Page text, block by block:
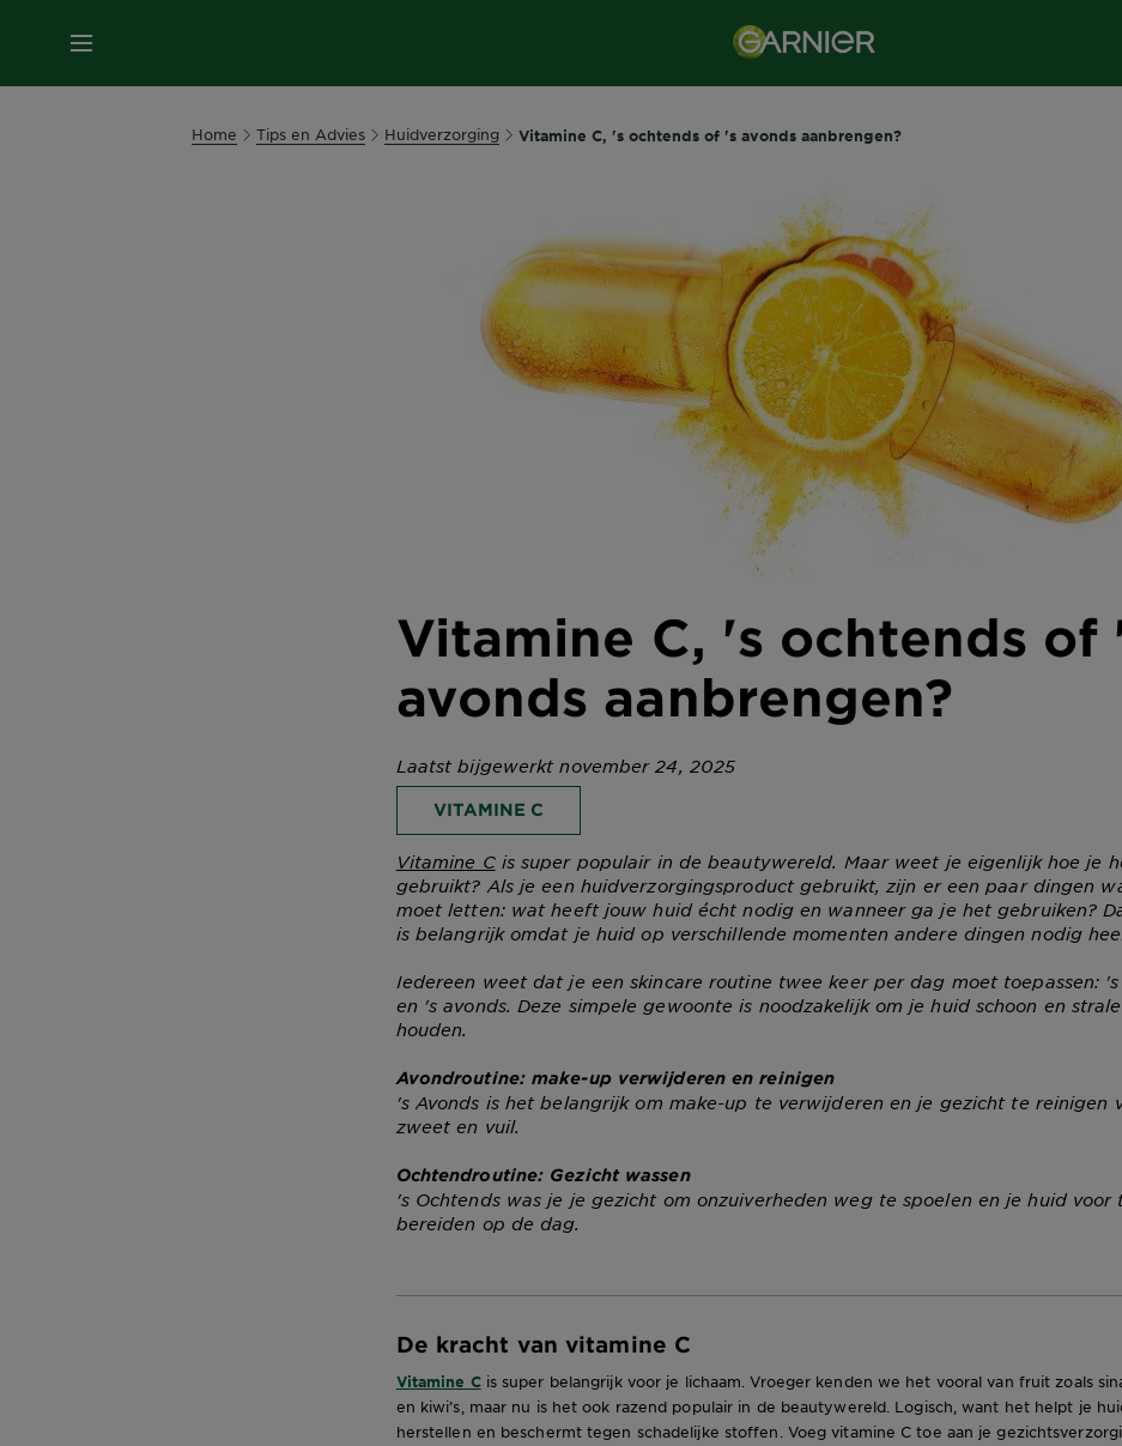
MENU
Home Tips en Advies Huidverzorging Vitamine C, 's ochtends of 's avonds aanbrengen?
Vitamine C, 's ochtends of
avonds aanbrengen?
Laatst bijgewerkt november 24, 2025
VITAMINE C
Vitamine Cis super populair in de beautywereld. Maar weet je eigenlijk hoe je
gebruikt? Als je een huidverzorgingsproduct gebruikt, zijn er een paar dingen
moet letten: wat heeft jouw huid écht nodig en wanneer ga je het gebruiken?
is belangrijk omdat je huid op verschillende momenten andere dingen nodig
Iedereen weet dat je een skincare routine twee keer per dag moet toepassen:
en 's avonds. Deze simpele gewoonte is noodzakelijk om je huid schoon en
houden.
Avondroutine: make-up verwijderen en reinigen
's Avonds is het belangrijk om make-up te verwijderen en je gezicht te reinigen
zweet en vuil.
Ochtendroutine: Gezicht wassen
's Ochtends was je je gezicht om onzuiverheden weg te spoelen en je huid voor
bereiden op de dag.
De kracht van vitamine C
Vitamine Cis super belangrijk voor je lichaam. Vroeger kenden we het vooral van fruit zoals
en kiwi’s, maar nu is het ook razend populair in de beautywereld. Logisch, want het helpt je
herstellen en beschermt tegen schadelijke stoffen. Voeg vitamine C toe aan je